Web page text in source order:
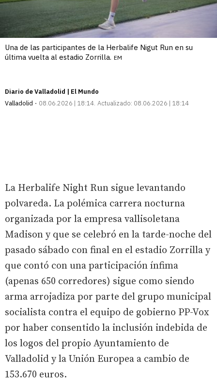
Una de las participantes de la Herbalife Nigut Run en su
última vuelta al estadio Zorrilla. EM
Diario de Valladolid | El Mundo
Valladolid
08.06.2026 | 18:14 Actualizado: 08.06.2026 | 18:14
La Herbalife Night Run sigue levantando
polvareda. La polémica carrera nocturna
organizada por la empresa vallisoletana
Madison y que se celebró en la tarde-noche del
pasado sábado con final en el estadio Zorrilla y
que contó con una participación ínfima
(apenas 650 corredores) sigue como siendo
arma arrojadiza por parte del grupo municipal
socialista contra el equipo de gobierno PP-Vox
por haber consentido la inclusión indebida de
los logos del propio Ayuntamiento de
Valladolid y la Unión Europea a cambio de
153.670 euros.